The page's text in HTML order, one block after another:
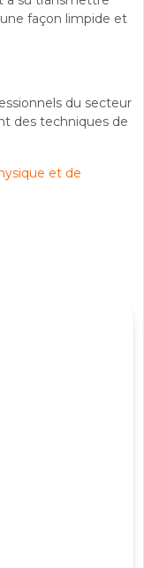
façon limpide et
du secteur
des techniques de
et de